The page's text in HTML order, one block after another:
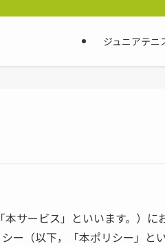
ジュニアテニ
サービス」といいます。）に
ー（以下，「本ポリシー」と